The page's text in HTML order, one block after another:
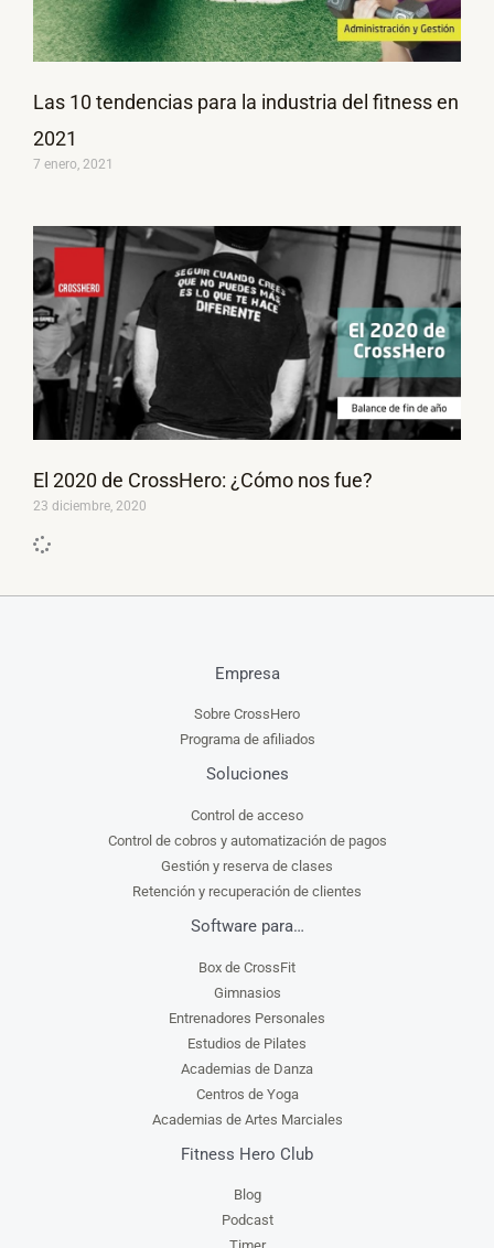
Las 10 tendencias para la industria del fitness en
2021
7 enero, 2021
El 2020 de CrossHero: ¿Cómo nos fue?
23 diciembre, 2020
Empresa
Sobre CrossHero
Programa de afiliados
Soluciones
Control de acceso
Control de cobros y automatización de pagos
Gestión y reserva de clases
Retención y recuperación de clientes
Software para…
Box de CrossFit
Gimnasios
Entrenadores Personales
Estudios de Pilates
Academias de Danza
Centros de Yoga
Academias de Artes Marciales
Fitness Hero Club
Blog
Podcast